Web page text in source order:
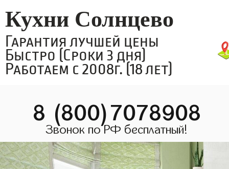
Кухни Солнцево
Гарантия лучшей цены
Быстро (Сроки 3 дня)
Работаем с 2008г. (18 лет)
8 (800)7078908
Звонок по РФ бесплатный!